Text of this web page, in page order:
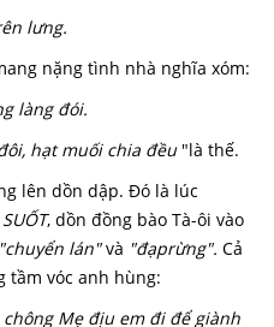
lưng.
nặng tình nhà nghĩa xóm:
làng đói.
hạt muối chia đều"là thế.
lên dồn dập. Đó là lúc
, dồn đồng bào Tà-ôi vào
"chuyển lán"và "đạprừng". Cả
tầm vóc anh hùng:
Mẹ địu em đi để giành